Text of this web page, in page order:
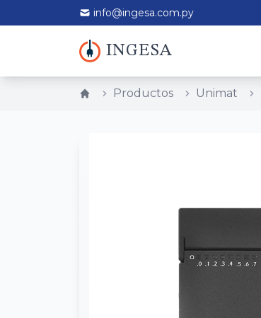
info@ingesa.com.py
INGESA
Productos Unimat